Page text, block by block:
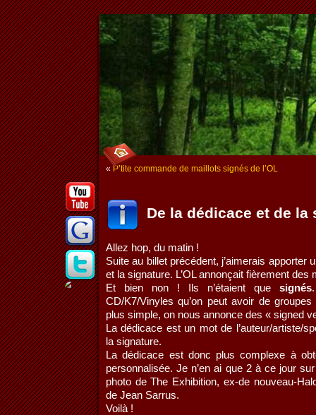
« P’tite commande de maillots signés de l’OL
De la dédicace et de la
Allez hop, du matin !
Suite au billet précédent, j’aimerais apporter
et la signature. L’OL annonçait fièrement
Et bien non ! Ils n’étaient que signés
CD/K7/Vinyles qu’on peut avoir de
plus simple, on nous annonce des « signed
La dédicace est un mot de l’auteur/artiste/
la signature.
La dédicace est donc plus complexe à
personnalisée. Je n’en ai que 2 à ce jour
photo de The Exhibition, ex-de nouveau-
de Jean Sarrus.
Voilà !